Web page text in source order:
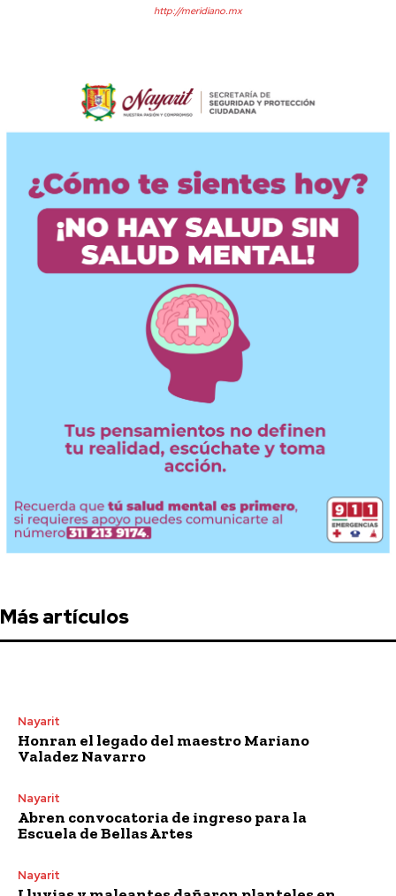
http://meridiano.mx
Más artículos
Nayarit
Honran el legado del maestro Mariano
Valadez Navarro
Nayarit
Abren convocatoria de ingreso para la
Escuela de Bellas Artes
Nayarit